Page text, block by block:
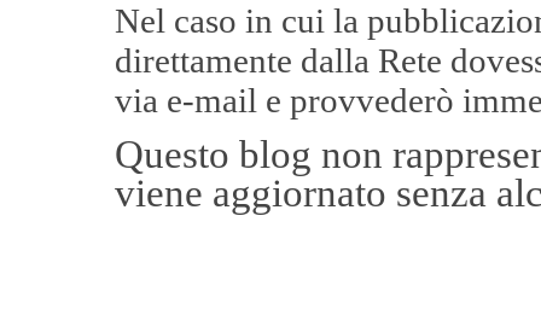
Nel caso in cui la
direttamente dalla Rete
via e-mail e provvederò
Questo blog non
viene aggiornato senza